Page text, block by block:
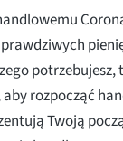
aby rozpocząć
Twoją